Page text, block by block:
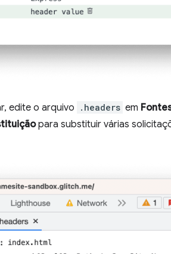
edite o arquivo .headers em
para substituir várias